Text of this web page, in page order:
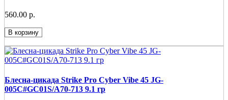
560.00 р.
В корзину
Блесна-цикада Strike Pro Cyber Vibe 45 JG-
005C#GC01S/A70-713 9.1 гр